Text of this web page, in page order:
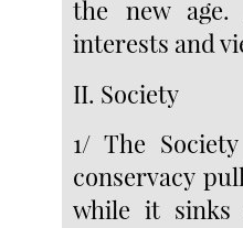
the new
interests and
II. Society
1/ The
conservacy
while it sinks